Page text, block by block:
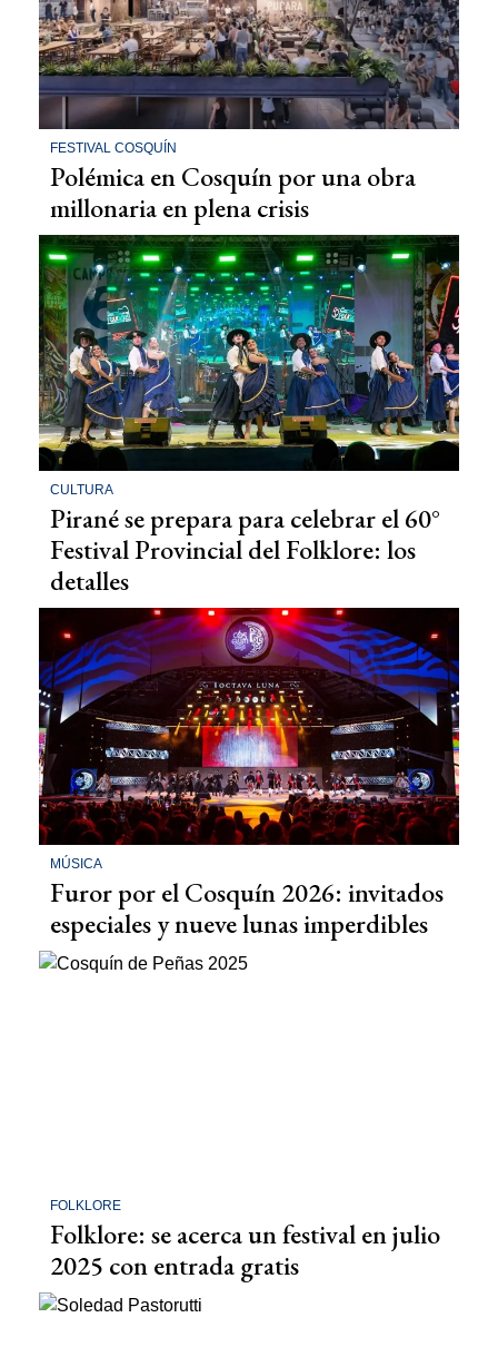
FESTIVAL COSQUÍN
Polémica en Cosquín por una obra
millonaria en plena crisis
CULTURA
Pirané se prepara para celebrar el 60°
Festival Provincial del Folklore: los
detalles
MÚSICA
Furor por el Cosquín 2026: invitados
especiales y nueve lunas imperdibles
FOLKLORE
Folklore: se acerca un festival en julio
2025 con entrada gratis